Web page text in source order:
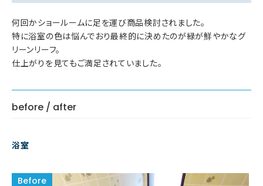
何回かショールームに足を運び商品検討されました。
特に浴室の色は悩んでおり最終的に決めたのが緑が鮮やかなグ
リーンリーフ。
仕上がりを見てもご満足されていました。
before / after
浴室